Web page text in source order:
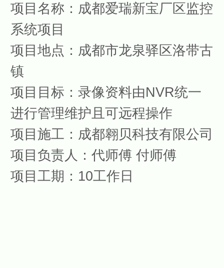
项目名称： 成都爱瑞新宝厂区监控
系统项目
项目地点： 成都市龙泉驿区洛带古
镇
项目目标： 录像资料由NVR统一
进行管理维护 且可远程操作
项目施工： 成都翱贝科技有限公司
项目负责人： 代师傅 付师傅
项目工期： 10工作日